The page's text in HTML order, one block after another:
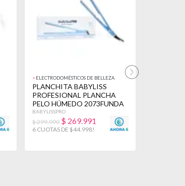
> ELECTRODOMÉSTICOS DE BELLEZA
PLANCHITA BABYLISS
PROFESIONAL PLANCHA
PELO HÚMEDO 2073FUNDA
CELESTE
BABYLISSPRO
$ 299.990 $ 269.991
6 CUOTAS DE $44.998!